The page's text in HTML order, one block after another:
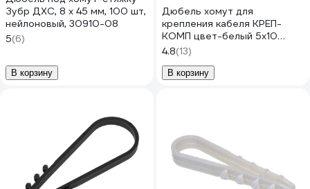
Зубр ДХС, 8 x 45 мм, 100 шт,
нейлоновый, 30910-08
5(6)
В корзину
Дюбель хомут для
крепления кабеля КРЕП-
КОМП цвет-белый 5х10
100шт дх510
4.8(13)
В корзину